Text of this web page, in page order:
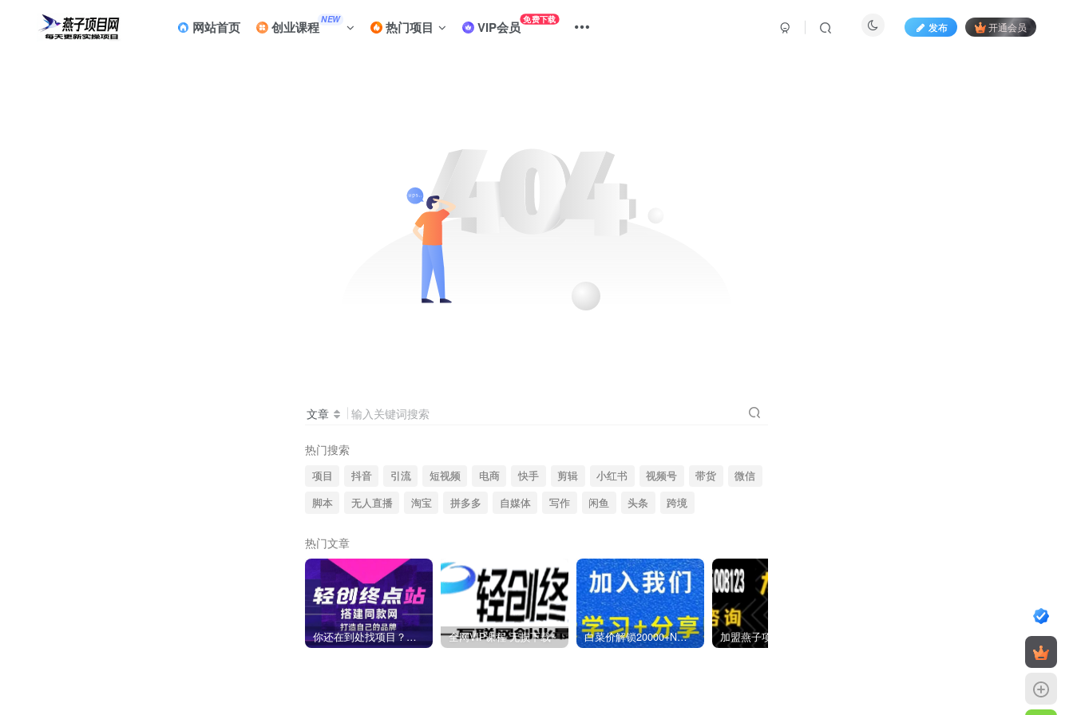
网站首页 创业课程NEW 热门项目 VIP会员 免费下载
发布 开通会员
文章 输入关键词搜索
热门搜索
项目 抖音 引流 短视频 电商 快手 剪辑 小红书 视频号 带货
微信
脚本
无人直播 淘宝 拼多多 自媒体 写作 闲鱼 头条 跨境
热门文章
你还在到处找项目？还在当韭菜？我靠卖项目一个月收入5万+，曾经我也是个失败者。 全网VIP课程 无损下载~ 白菜价解锁20000+N个赚钱机会，加入燕子项目网会员，全站资源免费学习。